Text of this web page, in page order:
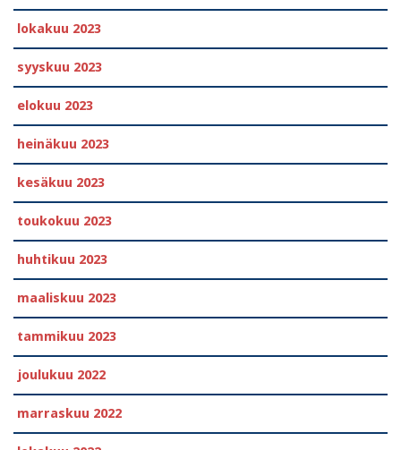
lokakuu 2023
syyskuu 2023
elokuu 2023
heinäkuu 2023
kesäkuu 2023
toukokuu 2023
huhtikuu 2023
maaliskuu 2023
tammikuu 2023
joulukuu 2022
marraskuu 2022